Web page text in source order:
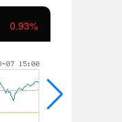
北证50